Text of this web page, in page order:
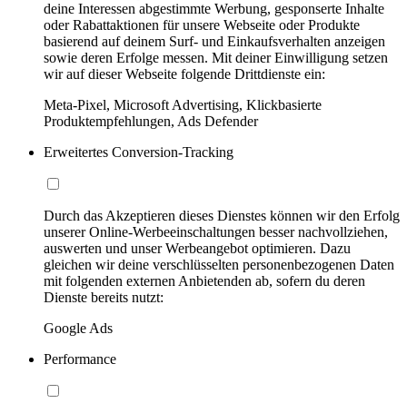
deine Interessen abgestimmte Werbung, gesponserte Inhalte
oder Rabattaktionen für unsere Webseite oder Produkte
basierend auf deinem Surf- und Einkaufsverhalten anzeigen
sowie deren Erfolge messen. Mit deiner Einwilligung setzen
wir auf dieser Webseite folgende Drittdienste ein:
Meta-Pixel, Microsoft Advertising, Klickbasierte
Produktempfehlungen, Ads Defender
Erweitertes Conversion-Tracking
Durch das Akzeptieren dieses Dienstes können wir den Erfolg
unserer Online-Werbeeinschaltungen besser nachvollziehen,
auswerten und unser Werbeangebot optimieren. Dazu
gleichen wir deine verschlüsselten personenbezogenen Daten
mit folgenden externen Anbietenden ab, sofern du deren
Dienste bereits nutzt:
Google Ads
Performance